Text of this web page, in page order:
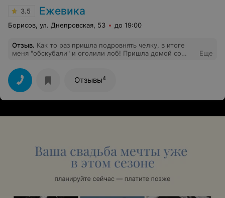
3.5 Ежевика
Борисов, ул. Днепровская, 53 до 19:00
Отзыв. Как то раз пришла подровнять челку, в итоге
меня "обскубали" и оголили лоб! Пришла домой со
Еще
Отзывы4